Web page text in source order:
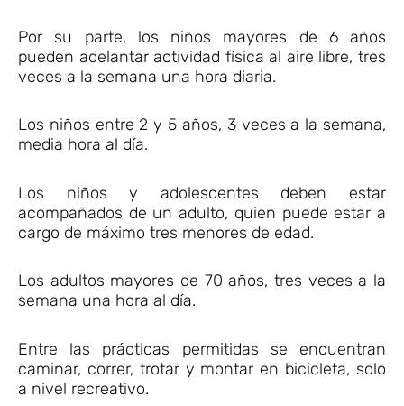
Por su parte, los niños mayores de 6 años
pueden adelantar actividad física al aire libre, tres
veces a la semana una hora diaria.
Los niños entre 2 y 5 años, 3 veces a la semana,
media hora al día.
Los niños y adolescentes deben estar
acompañados de un adulto, quien puede estar a
cargo de máximo tres menores de edad.
Los adultos mayores de 70 años, tres veces a la
semana una hora al día.
Entre las prácticas permitidas se encuentran
caminar, correr, trotar y montar en bicicleta, solo
a nivel recreativo.